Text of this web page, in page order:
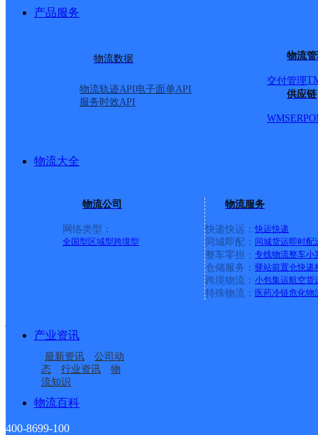
产品服务
物流数据
物流轨迹API电子面单API
服务时效API
物流
交付管理
供应链
WMSERP
物流大全
物流公司
网络类型：
全国型 区域型跨境型
物流服务
快递快运： 快运快递
同城即配： 同城货运即时配
整车零担： 专线物流整车小
仓储服务： 驿站前置仓快递
跨境物流： 小包集运航空货
特殊物流： 医药冷链危化物
产业资讯
最新资讯
公司动
态
行业资讯
物
流知识
物流百科
400-8699-100
速尔快递
派送范围:F:丰厚工业园
工业园 Y:宜黄县城
详情
速尔快递 更多号码地址
邮政大楼斜对面）
抚州
速尔快递
业发展银行对面